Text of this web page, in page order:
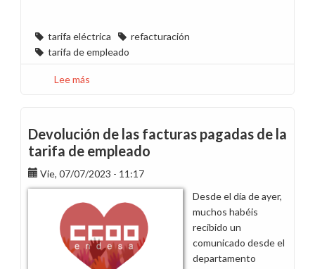
tarifa eléctrica
refacturación
tarifa de empleado
Lee más
nunca
acabar:
vuelven
los
problemas
con
la
facturación
a
Devolución de las facturas pagadas de la
tarifa de empleado
Vie, 07/07/2023 - 11:17
Desde el día de ayer,
muchos habéis
recibido un
comunicado desde el
departamento